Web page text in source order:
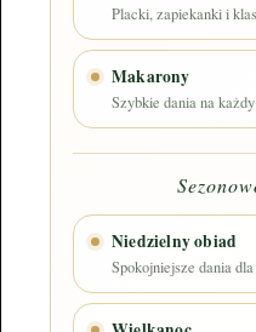
Placki, zapiekanki i
Makarony
Szybkie dania na
Niedzielny obiad
Spokojniejsze dania